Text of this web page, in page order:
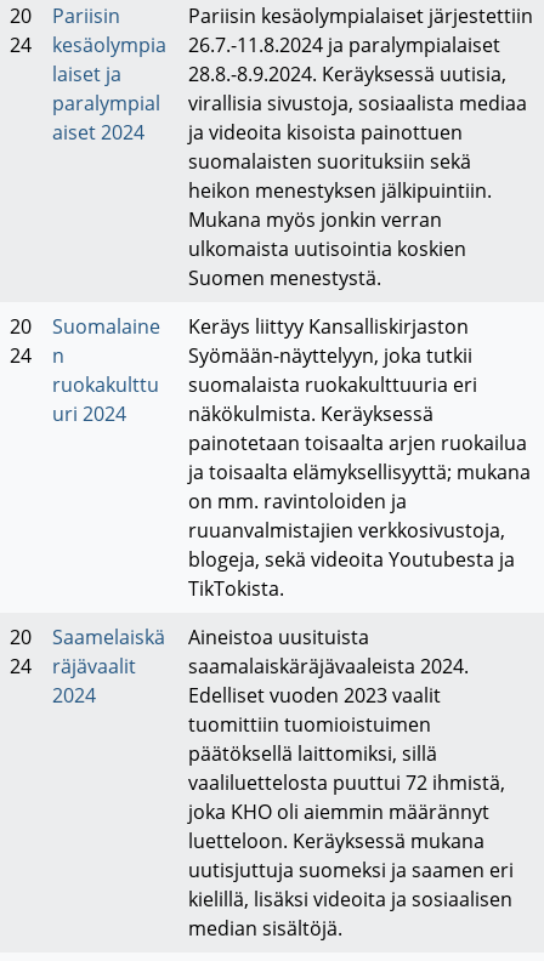
20
24
Pariisin
kesäolympia
laiset ja
paralympial
aiset 2024
Pariisin kesäolympialaiset järjestettiin
26.7.-11.8.2024 ja paralympialaiset
28.8.-8.9.2024. Keräyksessä uutisia,
virallisia sivustoja, sosiaalista mediaa
ja videoita kisoista painottuen
suomalaisten suorituksiin sekä
heikon menestyksen jälkipuintiin.
Mukana myös jonkin verran
ulkomaista uutisointia koskien
Suomen menestystä.
20
24
Suomalaine
n
ruokakulttu
uri 2024
Keräys liittyy Kansalliskirjaston
Syömään-näyttelyyn, joka tutkii
suomalaista ruokakulttuuria eri
näkökulmista. Keräyksessä
painotetaan toisaalta arjen ruokailua
ja toisaalta elämyksellisyyttä; mukana
on mm. ravintoloiden ja
ruuanvalmistajien verkkosivustoja,
blogeja, sekä videoita Youtubesta ja
TikTokista.
20
24
Saamelaiskä
räjävaalit
2024
Aineistoa uusituista
saamalaiskäräjävaaleista 2024.
Edelliset vuoden 2023 vaalit
tuomittiin tuomioistuimen
päätöksellä laittomiksi, sillä
vaaliluettelosta puuttui 72 ihmistä,
joka KHO oli aiemmin määrännyt
luetteloon. Keräyksessä mukana
uutisjuttuja suomeksi ja saamen eri
kielillä, lisäksi videoita ja sosiaalisen
median sisältöjä.